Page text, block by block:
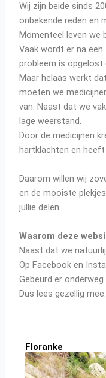
Wij zijn beide sinds
onbekende reden en
Momenteel leven we
Vaak wordt er na
probleem is opgelost
Maar helaas werkt
moeten we
van. Naast dat we
lage weerstand.
Door de medicijnen
hartklachten en
Daarom willen wij
en de mooiste
jullie delen.
Waarom deze
Naast dat we
Op Facebook en
Gebeurd er
Dus lees gezellig mee.
Floranke